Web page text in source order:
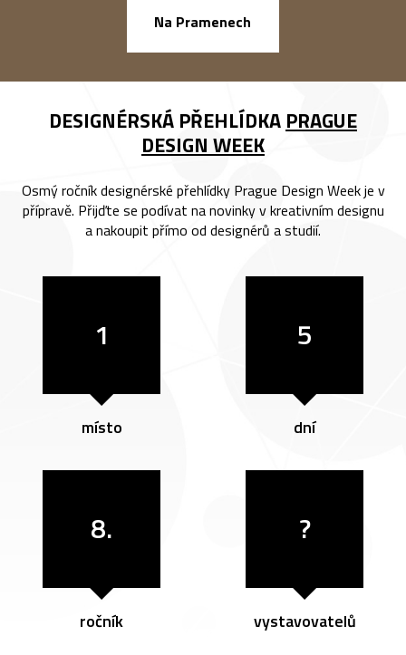
Na Pramenech
DESIGNÉRSKÁ PŘEHLÍDKA PRAGUE
DESIGN WEEK
Osmý ročník designérské přehlídky Prague Design Week je v
přípravě. Přijďte se podívat na novinky v kreativním designu
a nakoupit přímo od designérů a studií.
1
místo
5
dní
8.
ročník
?
vystavovatelů